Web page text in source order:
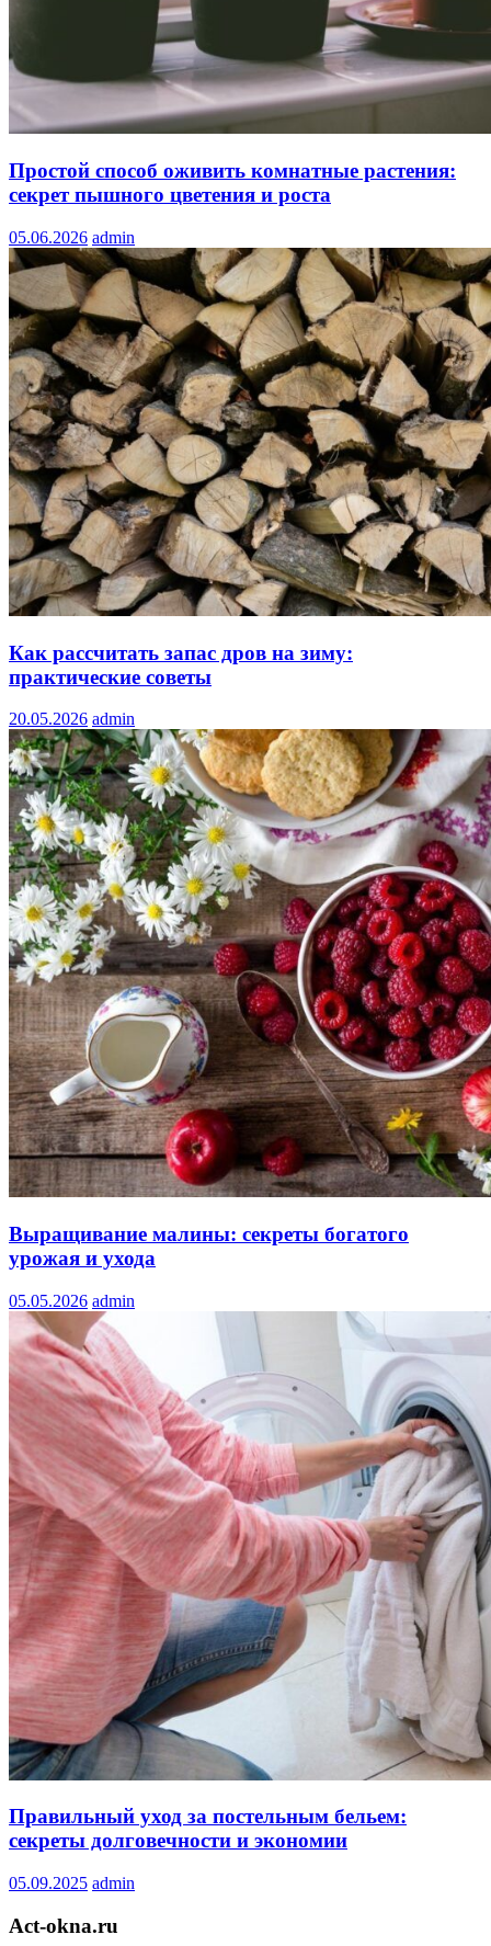
Простой способ оживить комнатные растения:
секрет пышного цветения и роста
05.06.2026 admin
Как рассчитать запас дров на зиму:
практические советы
20.05.2026 admin
Выращивание малины: секреты богатого
урожая и ухода
05.05.2026 admin
Правильный уход за постельным бельем:
секреты долговечности и экономии
05.09.2025 admin
Act-okna.ru